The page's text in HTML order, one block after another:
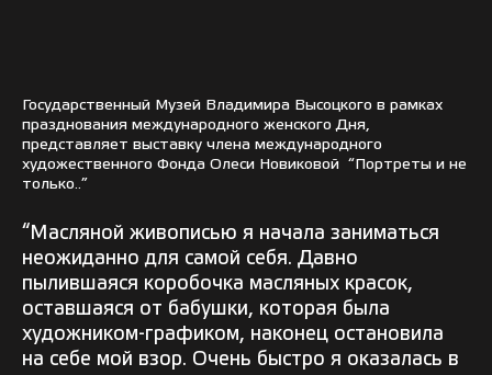
Государственный Музей Владимира Высоцкого в рамках
празднования международного женского Дня,
представляет выставку члена международного
художественного Фонда Олеси Новиковой “Портреты и не
только..”
“Масляной живописью я начала заниматься
неожиданно для самой себя. Давно
пылившаяся коробочка масляных красок,
оставшаяся от бабушки, которая была
художником-графиком, наконец остановила
на себе мой взор. Очень быстро я оказалась в